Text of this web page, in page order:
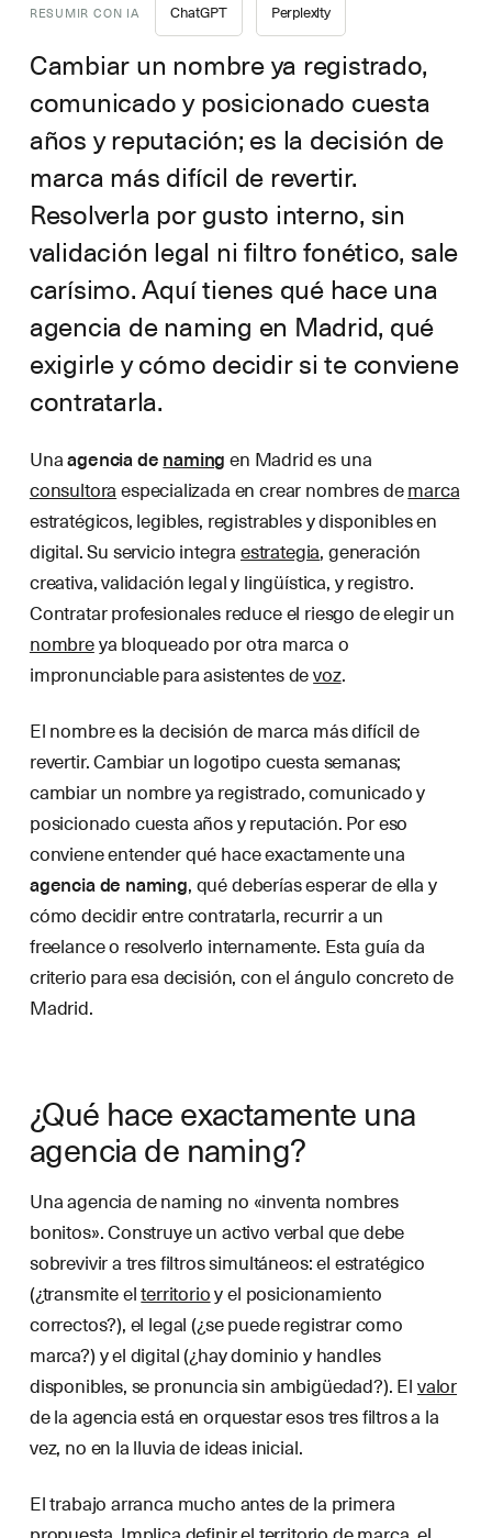
RESUMIR CON IA ChatGPT Perplexity
Cambiar un nombre ya registrado,
comunicado y posicionado cuesta
años y reputación; es la decisión de
marca más difícil de revertir.
Resolverla por gusto interno, sin
validación legal ni filtro fonético, sale
carísimo. Aquí tienes qué hace una
agencia de naming en Madrid, qué
exigirle y cómo decidir si te conviene
contratarla.
Unaagencia denamingen Madrid es una
consultoraespecializada en crear nombres demarca
estratégicos, legibles, registrables y disponibles en
digital. Su servicio integraestrategia, generación
creativa, validación legal y lingüística, y registro.
Contratar profesionales reduce el riesgo de elegir un
nombreya bloqueado por otra marca o
impronunciable para asistentes devoz.
El nombre es la decisión de marca más difícil de
revertir. Cambiar un logotipo cuesta semanas;
cambiar un nombre ya registrado, comunicado y
posicionado cuesta años y reputación. Por eso
conviene entender qué hace exactamente una
agencia de naming, qué deberías esperar de ella y
cómo decidir entre contratarla, recurrir a un
freelance o resolverlo internamente. Esta guía da
criterio para esa decisión, con el ángulo concreto de
Madrid.
¿Qué hace exactamente una
agencia de naming?
Una agencia de naming no «inventa nombres
bonitos». Construye un activo verbal que debe
sobrevivir a tres filtros simultáneos: el estratégico
(¿transmite elterritorioy el posicionamiento
correctos?), el legal (¿se puede registrar como
marca?) y el digital (¿hay dominio y handles
disponibles, se pronuncia sin ambigüedad?). Elvalor
de la agencia está en orquestar esos tres filtros a la
vez, no en la lluvia de ideas inicial.
El trabajo arranca mucho antes de la primera